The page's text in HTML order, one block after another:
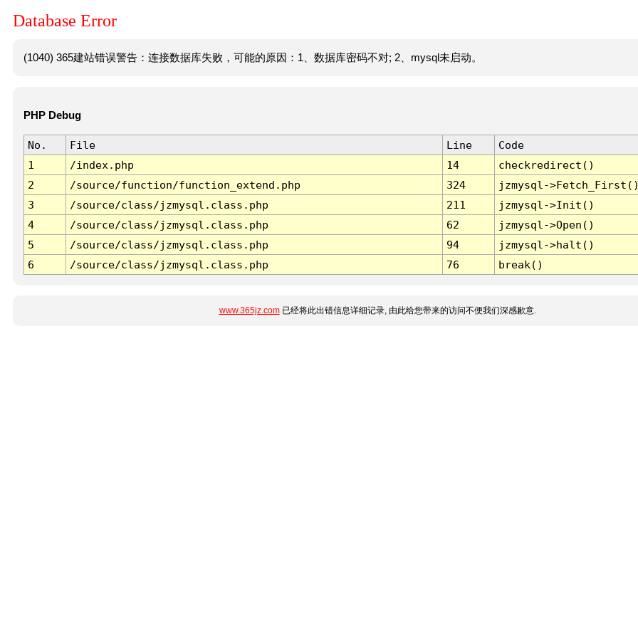
Database Error
(1040) 365建站错误警告：连接数据库失败，可能的原因：1、数据库密码不对; 2、mysql未启动。
PHP Debug
No. File Line
Code
1
/index.php 14
checkredirect()
2
/source/function/function_extend.php 324
jzmysql-
3
/source/class/jzmysql.class.php 211
jzmysql->Init()
4
/source/class/jzmysql.class.php 62
jzmysql->Open()
5
/source/class/jzmysql.class.php 94
jzmysql->halt()
6
/source/class/jzmysql.class.php 76 break()
www.365jz.com已经将此出错信息详细记录, 由此给您带来的访问不便我们深感歉意.